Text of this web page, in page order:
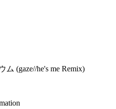
(gaze//he's me Remix)